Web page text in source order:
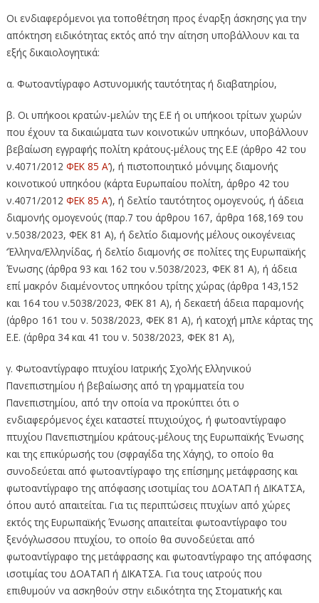
Οι ενδιαφερόμενοι για τοποθέτηση προς έναρξη άσκησης για την
απόκτηση ειδικότητας εκτός από την αίτηση υποβάλλουν και τα
εξής δικαιολογητικά:
α. Φωτοαντίγραφο Αστυνομικής ταυτότητας ή διαβατηρίου,
β. Οι υπήκοοι κρατών-μελών της Ε.Ε ή οι υπήκοοι τρίτων χωρών
που έχουν τα δικαιώματα των κοινοτικών υπηκόων, υποβάλλουν
βεβαίωση εγγραφής πολίτη κράτους-μέλους της Ε.Ε (άρθρο 42 του
ν.4071/2012 ΦΕΚ 85 Α’), ή πιστοποιητικό μόνιμης διαμονής
κοινοτικού υπηκόου (κάρτα Ευρωπαίου πολίτη, άρθρο 42 του
ν.4071/2012 ΦΕΚ 85 Α’), ή δελτίο ταυτότητος ομογενούς, ή άδεια
διαμονής ομογενούς (παρ.7 του άρθρου 167, άρθρα 168,169 του
ν.5038/2023, ΦΕΚ 81 Α), ή δελτίο διαμονής μέλους οικογένειας
‘Έλληνα/Ελληνίδας, ή δελτίο διαμονής σε πολίτες της Ευρωπαϊκής
Ένωσης (άρθρα 93 και 162 του ν.5038/2023, ΦΕΚ 81 Α), ή άδεια
επί μακρόν διαμένοντος υπηκόου τρίτης χώρας (άρθρα 143,152
και 164 του ν.5038/2023, ΦΕΚ 81 Α), ή δεκαετή άδεια παραμονής
(άρθρο 161 του ν. 5038/2023, ΦΕΚ 81 Α), ή κατοχή μπλε κάρτας της
Ε.Ε. (άρθρα 34 και 41 του ν. 5038/2023, ΦΕΚ 81 Α),
γ. Φωτοαντίγραφο πτυχίου Ιατρικής Σχολής Ελληνικού
Πανεπιστημίου ή βεβαίωσης από τη γραμματεία του
Πανεπιστημίου, από την οποία να προκύπτει ότι ο
ενδιαφερόμενος έχει καταστεί πτυχιούχος, ή φωτοαντίγραφο
πτυχίου Πανεπιστημίου κράτους-μέλους της Ευρωπαϊκής Ένωσης
και της επικύρωσής του (σφραγίδα της Χάγης), το οποίο θα
συνοδεύεται από φωτοαντίγραφο της επίσημης μετάφρασης και
φωτοαντίγραφο της απόφασης ισοτιμίας του ΔΟΑΤΑΠ ή ΔΙΚΑΤΣΑ,
όπου αυτό απαιτείται. Για τις περιπτώσεις πτυχίων από χώρες
εκτός της Ευρωπαϊκής Ένωσης απαιτείται φωτοαντίγραφο του
ξενόγλωσσου πτυχίου, το οποίο θα συνοδεύεται από
φωτοαντίγραφο της μετάφρασης και φωτοαντίγραφο της απόφασης
ισοτιμίας του ΔΟΑΤΑΠ ή ΔΙΚΑΤΣΑ. Για τους ιατρούς που
επιθυμούν να ασκηθούν στην ειδικότητα της Στοματικής και